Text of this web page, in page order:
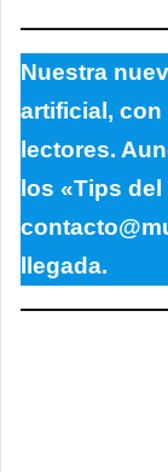
Nuestra
artificial, con
lectores.
los «Tips
llegada.